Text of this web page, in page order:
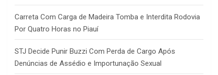
Carreta Com Carga de Madeira Tomba e Interdita Rodovia
Por Quatro Horas no Piauí
STJ Decide Punir Buzzi Com Perda de Cargo Após
Denúncias de Assédio e Importunação Sexual